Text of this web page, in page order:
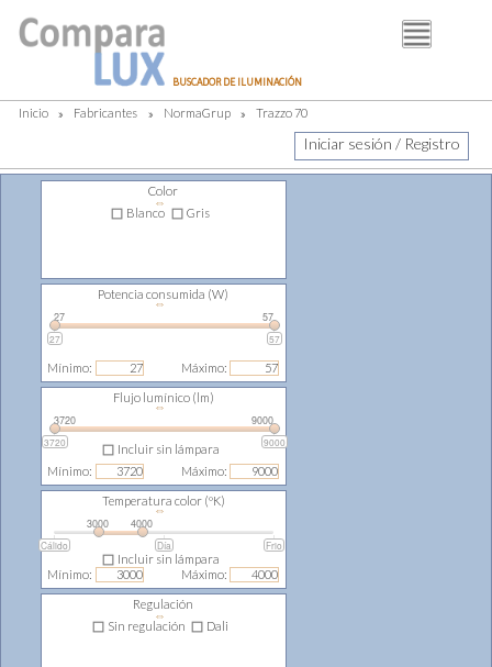
BUSCADOR DE ILUMINACIÓNBUSCADOR
FABRICANTES
DISTRIBUIDORES
PIM
Inicio » Fabricantes » NormaGrup » Trazzo 70
Iniciar sesión / Registro
Color
⇔
Blanco Gris
Potencia consumida (W)
27
57
27 57
⇔
Mínimo: Máximo:
Flujo lumínico (lm)
3720
9000
3720 9000
⇔
Mínimo: Máximo:
Incluir sin lámpara
Temperatura color (ºK)
3000
4000
Cálido Día Frio
⇔
Mínimo: Máximo:
Incluir sin lámpara
Regulación
⇔
Sin regulación Dali